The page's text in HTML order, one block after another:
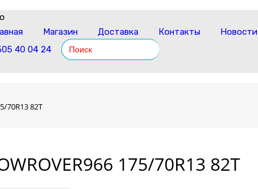
Магазин Доставка Контакты Новости
40 04 24
Search
for:
70R13 82T
175/70R13 82T